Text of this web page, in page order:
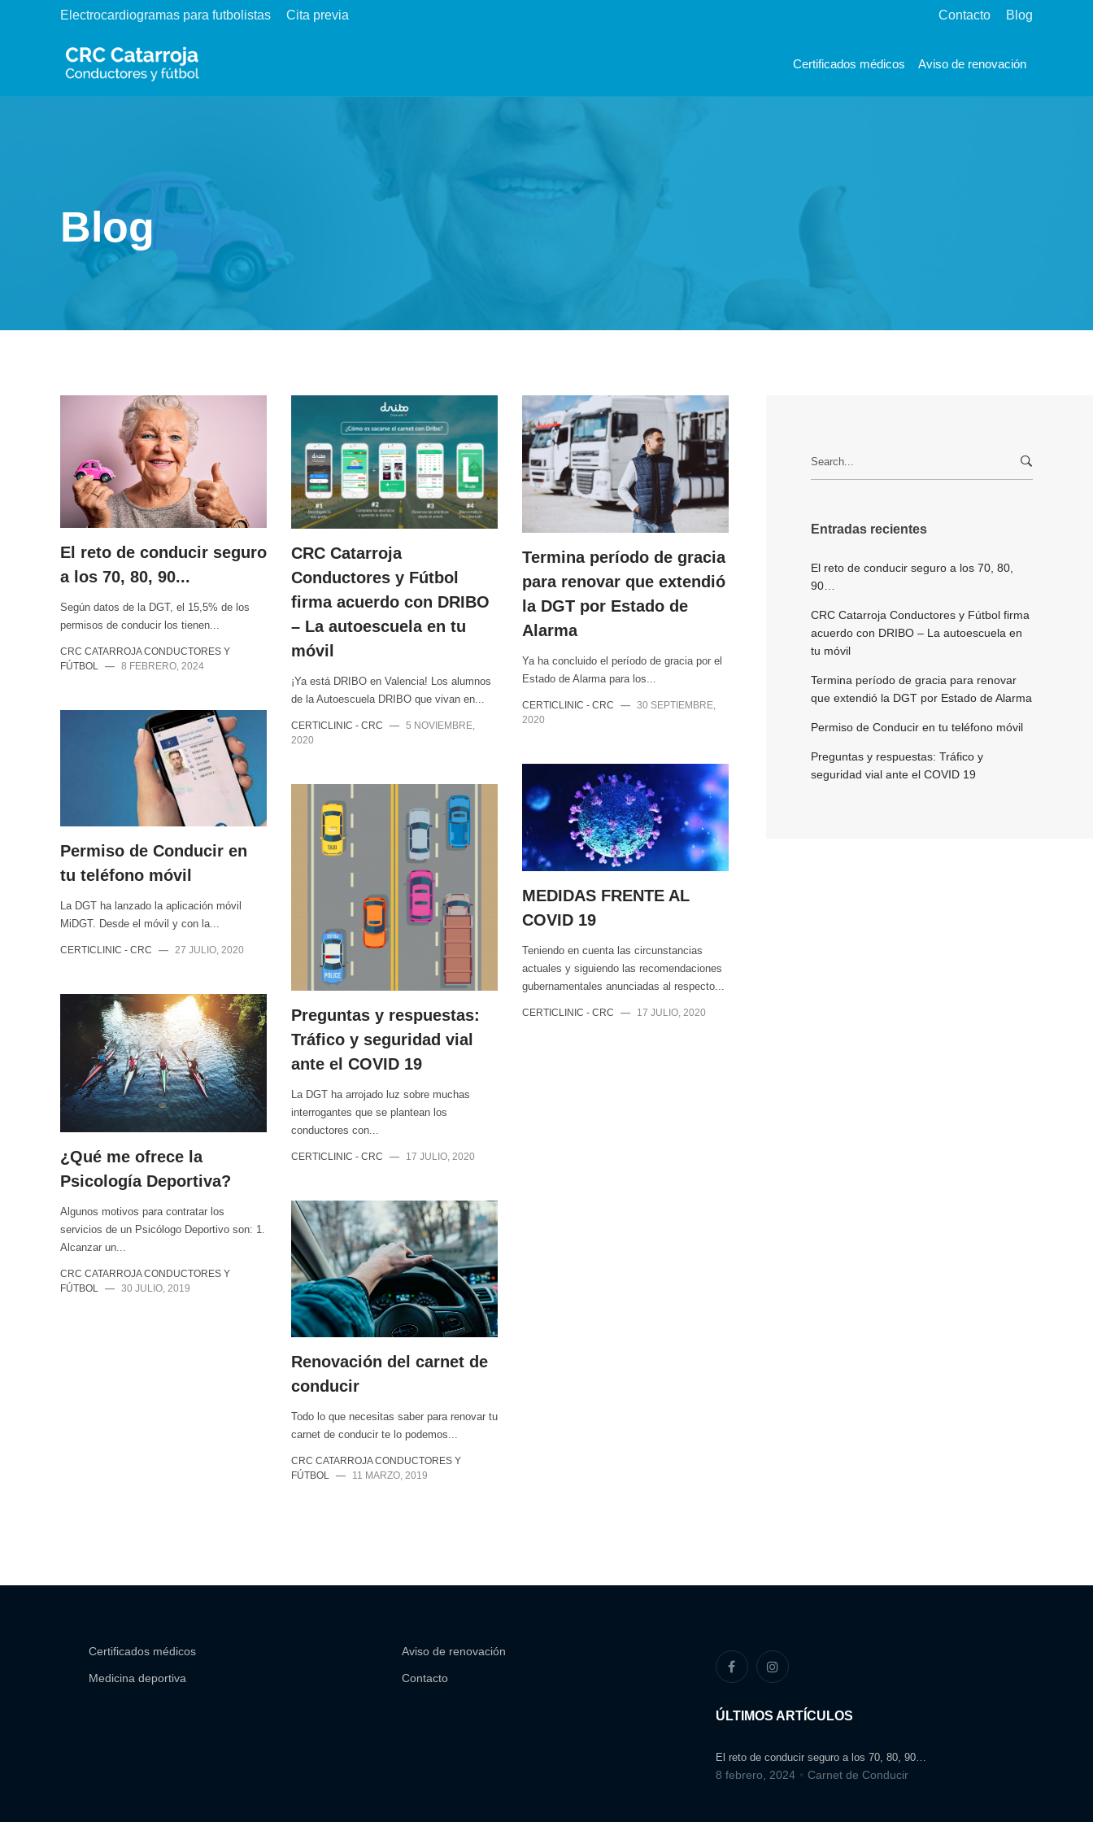
Electrocardiogramas para futbolistas Cita previa Contacto Blog
Certificados médicos Aviso de renovación
Blog
El reto de conducir seguro
a los 70, 80, 90...
Según datos de la DGT, el 15,5% de los
permisos de conducir los tienen...
CRC CATARROJA CONDUCTORES Y
FÚTBOL — 8 FEBRERO, 2024
CRC Catarroja
Conductores y Fútbol
firma acuerdo con DRIBO
– La autoescuela en tu
móvil
¡Ya está DRIBO en Valencia! Los alumnos
de la Autoescuela DRIBO que vivan en...
CERTICLINIC - CRC — 5 NOVIEMBRE,
2020
Termina período de gracia
para renovar que extendió
la DGT por Estado de
Alarma
Ya ha concluido el período de gracia por el
Estado de Alarma para los...
CERTICLINIC - CRC — 30 SEPTIEMBRE,
2020
Permiso de Conducir en
tu teléfono móvil
La DGT ha lanzado la aplicación móvil
MiDGT. Desde el móvil y con la...
CERTICLINIC - CRC — 27 JULIO, 2020
Preguntas y respuestas:
Tráfico y seguridad vial
ante el COVID 19
La DGT ha arrojado luz sobre muchas
interrogantes que se plantean los
conductores con...
CERTICLINIC - CRC — 17 JULIO, 2020
MEDIDAS FRENTE AL
COVID 19
Teniendo en cuenta las circunstancias
actuales y siguiendo las recomendaciones
gubernamentales anunciadas al respecto...
CERTICLINIC - CRC — 17 JULIO, 2020
¿Qué me ofrece la
Psicología Deportiva?
Algunos motivos para contratar los
servicios de un Psicólogo Deportivo son: 1.
Alcanzar un...
CRC CATARROJA CONDUCTORES Y
FÚTBOL
— 30 JULIO, 2019
Renovación del carnet de
conducir
Todo lo que necesitas saber para renovar tu
carnet de conducir te lo podemos...
CRC CATARROJA CONDUCTORES Y
FÚTBOL — 11 MARZO, 2019
Entradas recientes
El reto de conducir seguro a los 70, 80,
90…
CRC Catarroja Conductores y Fútbol firma
acuerdo con DRIBO – La autoescuela en
tu móvil
Termina período de gracia para renovar
que extendió la DGT por Estado de Alarma
Permiso de Conducir en tu teléfono móvil
Preguntas y respuestas: Tráfico y
seguridad vial ante el COVID 19
Certificados médicos
Medicina deportiva
Aviso de renovación
Contacto
ÚLTIMOS ARTÍCULOS
El reto de conducir seguro a los 70, 80, 90…
8 febrero, 2024 Carnet de Conducir